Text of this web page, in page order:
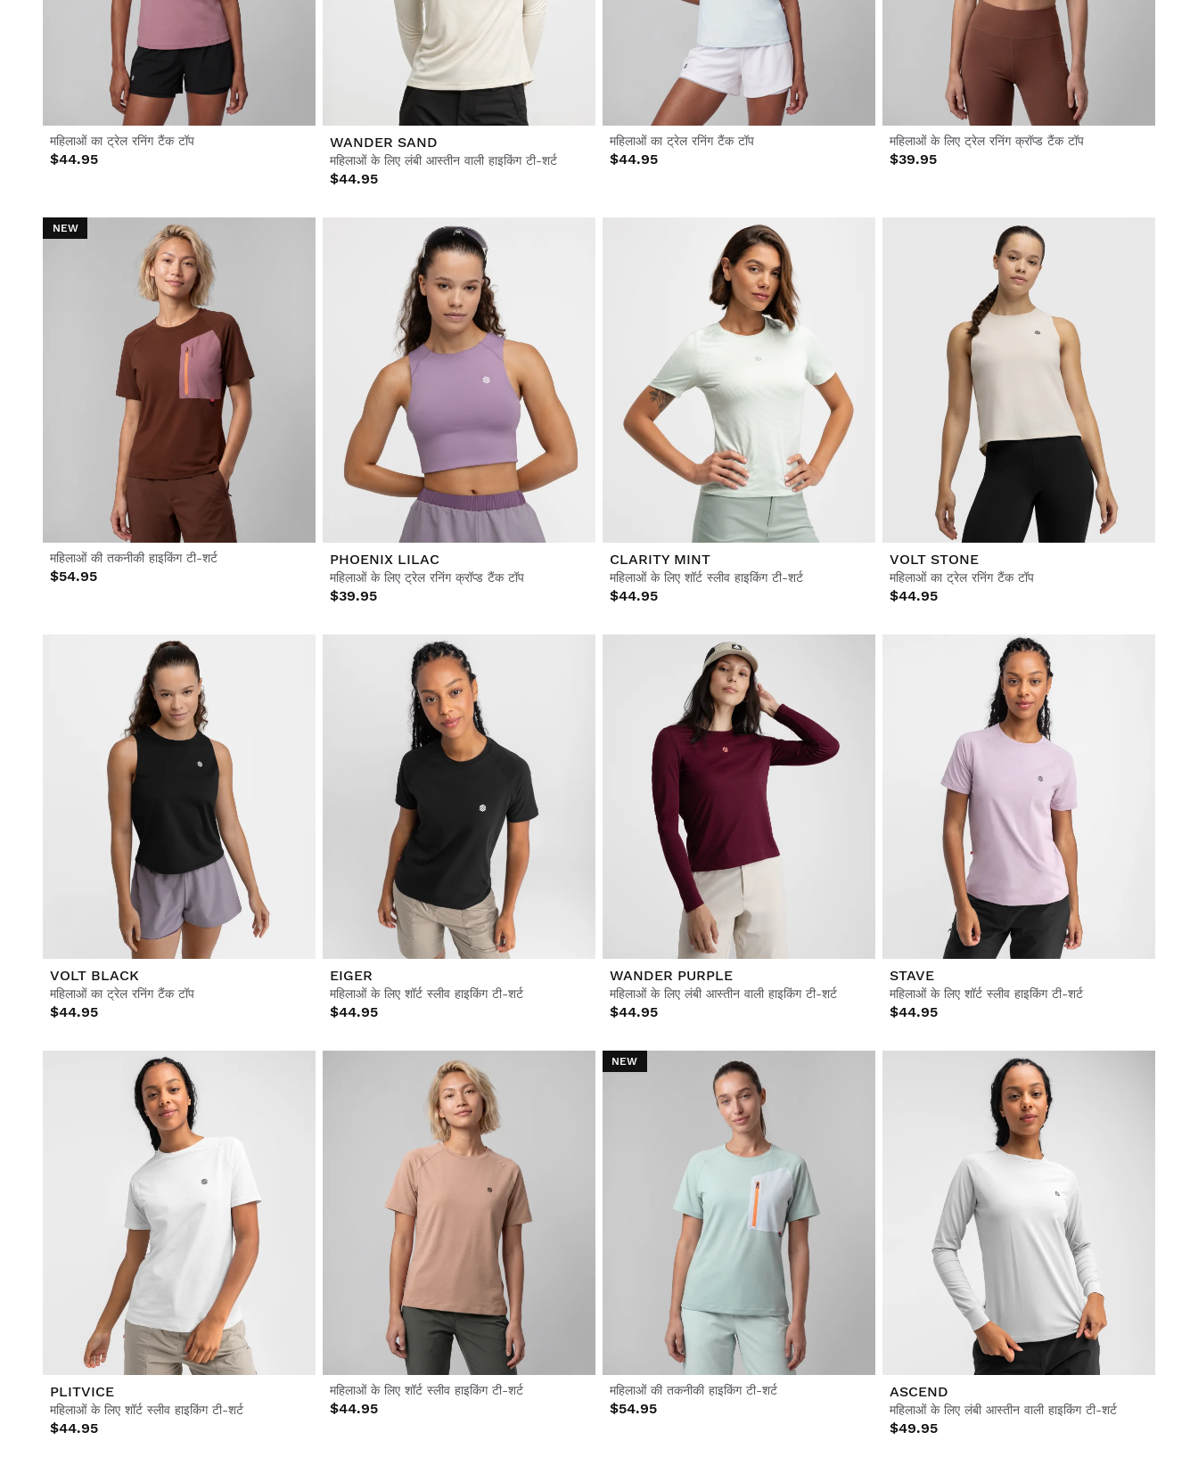
सभी देखें पुरुष
सभी देखें महिलाएँ
सभी देखें बच्चे
महिलाओं का ट्रेल रनिंग टैंक टॉप
$44.95
WANDER SAND
महिलाओं के लिए लंबी आस्तीन वाली हाइकिंग टी-शर्ट
$44.95
महिलाओं का ट्रेल रनिंग टैंक टॉप
$44.95
महिलाओं के लिए ट्रेल रनिंग क्रॉप्ड टैंक टॉप
$39.95
NEW
महिलाओं की तकनीकी हाइकिंग टी-शर्ट
$54.95
PHOENIX LILAC
महिलाओं के लिए ट्रेल रनिंग क्रॉप्ड टैंक टॉप
$39.95
CLARITY MINT
महिलाओं के लिए शॉर्ट स्लीव हाइकिंग टी-शर्ट
$44.95
VOLT STONE
महिलाओं का ट्रेल रनिंग टैंक टॉप
$44.95
VOLT BLACK
महिलाओं का ट्रेल रनिंग टैंक टॉप
$44.95
EIGER
महिलाओं के लिए शॉर्ट स्लीव हाइकिंग टी-शर्ट
$44.95
WANDER PURPLE
महिलाओं के लिए लंबी आस्तीन वाली हाइकिंग टी-शर्ट
$44.95
STAVE
महिलाओं के लिए शॉर्ट स्लीव हाइकिंग टी-शर्ट
$44.95
PLITVICE
महिलाओं के लिए शॉर्ट स्लीव हाइकिंग टी-शर्ट
$44.95
महिलाओं के लिए शॉर्ट स्लीव हाइकिंग टी-शर्ट
$44.95
NEW
महिलाओं की तकनीकी हाइकिंग टी-शर्ट
$54.95
ASCEND
महिलाओं के लिए लंबी आस्तीन वाली हाइकिंग टी-शर्ट
$49.95